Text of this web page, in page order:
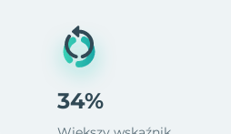
34%